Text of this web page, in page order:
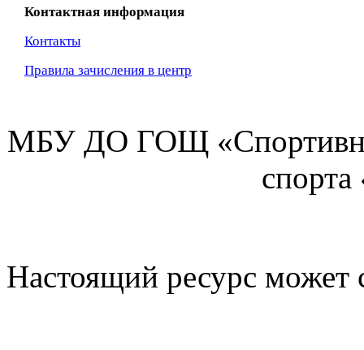
Контактная информация
Контакты
Правила зачисления в центр
МБУ ДО ГОЩ
Настоящий ресурс может